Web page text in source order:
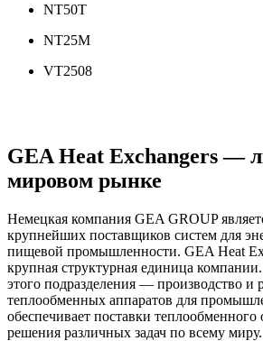
NT50T
NT25M
VT2508
GEA Heat Exchangers —
мировом рынке
Немецкая компания GEA GROUP
крупнейших поставщиков систем для
пищевой промышленности. GEA Heat
крупная структурная единица
этого подразделения — производство и
теплообменных аппаратов для
обеспечивает поставки теплообменного
решения различных задач по всему миру.